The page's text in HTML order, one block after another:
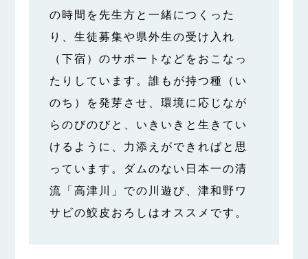
の時間を先生方と一緒につくった
り、生徒募集や県外生の受け入れ
（下宿）のサポートなどをおこなっ
たりしています。誰もが持つ種（い
のち）を発芽させ、環境に応じなが
らのびのびと、いきいきと生きてい
けるように、力添えができればと思
っています。ダムのない日本一の清
流「高津川」での川遊び、津和野ワ
サビの鮫皮おろしはオススメです。